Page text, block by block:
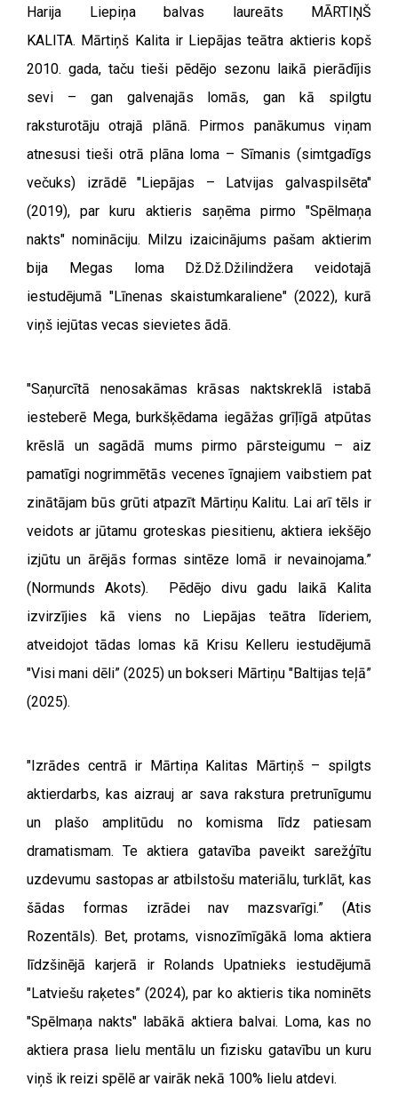
Harija Liepiņa balvas laureāts MĀRTIŅŠ
KALITA. Mārtiņš Kalita ir Liepājas teātra aktieris kopš
2010. gada, taču tieši pēdējo sezonu laikā pierādījis
sevi – gan galvenajās lomās, gan kā spilgtu
raksturotāju otrajā plānā. Pirmos panākumus viņam
atnesusi tieši otrā plāna loma – Sīmanis (simtgadīgs
večuks) izrādē "Liepājas – Latvijas galvaspilsēta"
(2019), par kuru aktieris saņēma pirmo "Spēlmaņa
nakts" nomināciju. Milzu izaicinājums pašam aktierim
bija Megas loma Dž.Dž.Džilindžera veidotajā
iestudējumā "Līnenas skaistumkaraliene" (2022), kurā
viņš iejūtas vecas sievietes ādā.
"Saņurcītā nenosakāmas krāsas naktskreklā istabā
iesteberē Mega, burkšķēdama iegāžas grīļīgā atpūtas
krēslā un sagādā mums pirmo pārsteigumu – aiz
pamatīgi nogrimmētās vecenes īgnajiem vaibstiem pat
zinātājam būs grūti atpazīt Mārtiņu Kalitu. Lai arī tēls ir
veidots ar jūtamu groteskas piesitienu, aktiera iekšējo
izjūtu un ārējās formas sintēze lomā ir nevainojama.”
(Normunds Akots). Pēdējo divu gadu laikā Kalita
izvirzījies kā viens no Liepājas teātra līderiem,
atveidojot tādas lomas kā Krisu Kelleru iestudējumā
"Visi mani dēli” (2025) un bokseri Mārtiņu "Baltijas teļā”
(2025).
"Izrādes centrā ir Mārtiņa Kalitas Mārtiņš – spilgts
aktierdarbs, kas aizrauj ar sava rakstura pretrunīgumu
un plašo amplitūdu no komisma līdz patiesam
dramatismam. Te aktiera gatavība paveikt sarežģītu
uzdevumu sastopas ar atbilstošu materiālu, turklāt, kas
šādas formas izrādei nav mazsvarīgi.” (Atis
Rozentāls). Bet, protams, visnozīmīgākā loma aktiera
līdzšinējā karjerā ir Rolands Upatnieks iestudējumā
"Latviešu raķetes” (2024), par ko aktieris tika nominēts
"Spēlmaņa nakts" labākā aktiera balvai. Loma, kas no
aktiera prasa lielu mentālu un fizisku gatavību un kuru
viņš ik reizi spēlē ar vairāk nekā 100% lielu atdevi.